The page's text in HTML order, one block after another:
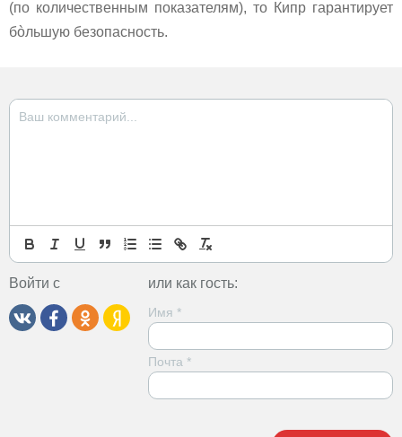
(по количественным показателям), то Кипр гарантирует
бòльшую безопасность.
Войти с или как гость:
Имя *
Почта *